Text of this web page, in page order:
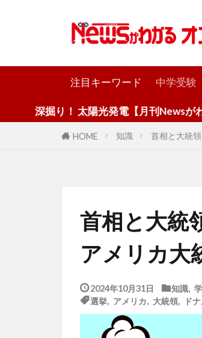
注目キーワード 中学受験
り！ 太陽光発電【月刊Newsがわかる９月
HOME 知識 首相と大統
首相と大統
アメリカ大
2024年10月31日 知識
選挙, アメリカ 大統領, ド